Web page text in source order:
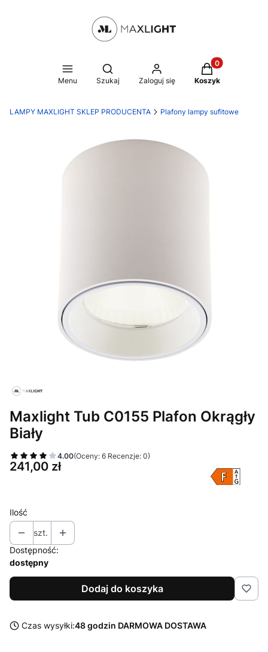
Menu
Otwórz wyszukiwarkę
Szukaj Zaloguj się
Produkty w
Koszyk
LAMPY MAXLIGHT SKLEP PRODUCENTA Plafony lampy sufitowe
Maxlight Tub C0155 Plafon Okrągły
Biały
4.00(Oceny: 6 Recenzje: 0)
Cena
241,00 zł
Ilość
szt.
Dostępność:
dostępny
Dodaj do koszyka
Czas wysyłki:48 godzin DARMOWA DOSTAWA